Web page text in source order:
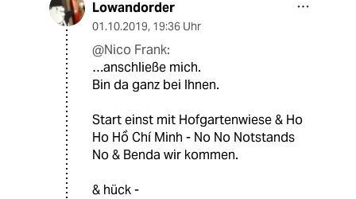
Lowandorder
01.10.2019, 19:36 Uhr
@Nico Frank:
…anschließe mich.
Bin da ganz bei Ihnen.
Start einst mit Hofgartenwiese & Ho
Ho Hồ Chí Minh - No No Notstands
No & Benda wir kommen.
& hück -